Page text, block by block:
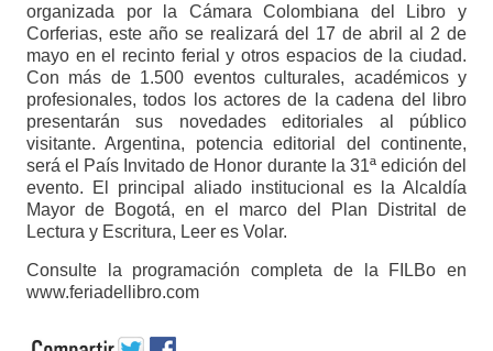
organizada por la Cámara Colombiana del Libro y
Corferias, este año se realizará del 17 de abril al 2 de
mayo en el recinto ferial y otros espacios de la ciudad.
Con más de 1.500 eventos culturales, académicos y
profesionales, todos los actores de la cadena del libro
presentarán sus novedades editoriales al público
visitante. Argentina, potencia editorial del continente,
será el País Invitado de Honor durante la 31ª edición del
evento. El principal aliado institucional es la Alcaldía
Mayor de Bogotá, en el marco del Plan Distrital de
Lectura y Escritura, Leer es Volar.
Consulte la programación completa de la FILBo en
www.feriadellibro.com